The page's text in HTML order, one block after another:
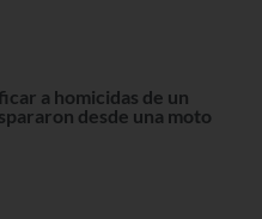
a homicidas de un
desde una moto